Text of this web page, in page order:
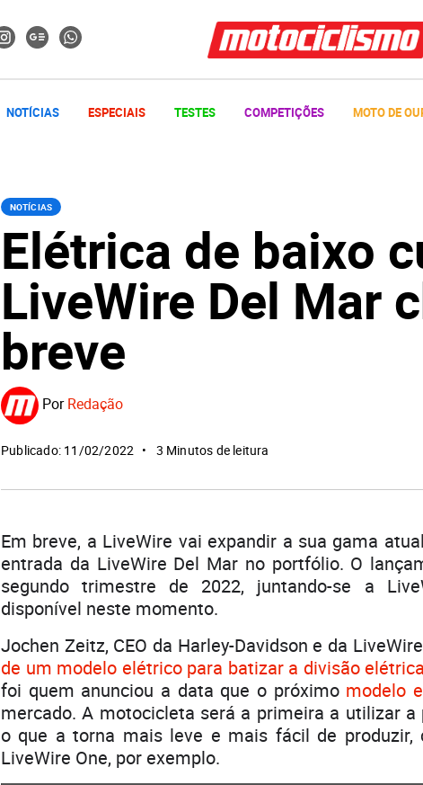
NOTÍCIAS ESPECIAIS TESTES COMPETIÇÕES MOTO DE
NOTÍCIAS
Elétrica de baixo
LiveWire Del Mar
breve
PorRedação
Publicado: 11/02/2022 3 Minutos de leitura
Em breve, a LiveWire vai expandir a sua gama
entrada da LiveWire Del Mar no portfólio. O
segundo trimestre de 2022, juntando-se a
disponível neste momento.
Jochen Zeitz, CEO da Harley-Davidson e da
de um modelo elétrico para batizar a divisão
foi quem anunciou a data que o próximo modelo
mercado. A motocicleta será a primeira a utilizar
o que a torna mais leve e mais fácil de produzir,
LiveWire One, por exemplo.